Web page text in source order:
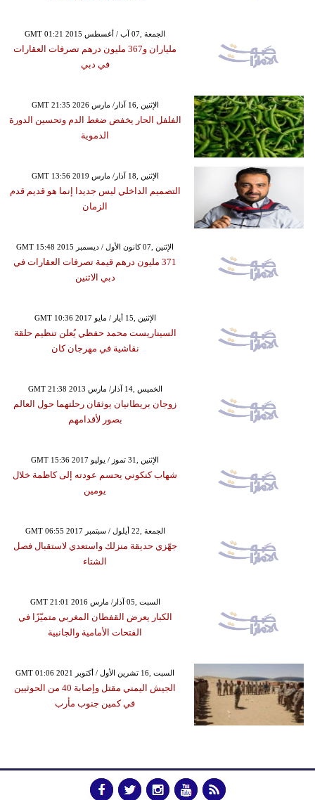
GMT 01:21 2015 الجمعة ,07 آب / أغسطس
ملياران و367 مليون درهم تصرفات العقارات
في دبي
GMT 21:35 2026 الإثنين ,16 آذار/ مارس
الفلفل الحار يخفض ضغط الدم وتحسين الدورة
الدموية
GMT 13:56 2019 الإثنين ,18 آذار/ مارس
التصميم الداخلي ليس جديدا إنما هو قديم قدم
الزمان
GMT 15:48 2015 الإثنين ,07 كانون الأول / ديسمبر
371 مليون درهم قيمة تصرفات العقارات في
دبي الاثنين
GMT 10:36 2017 الإثنين ,15 أيار / مايو
السيناريست محمد حفظي يُعلن تنظيم حلقة
نقاشية في مهرجان كان
GMT 21:38 2013 الخميس ,14 آذار/ مارس
زوجان بريطانيان يوثقان رحلتهما حول العالم
بصور لأقدامهم
GMT 15:36 2017 الإثنين ,31 تموز / يوليو
شهاب كنكوني يحسم عودته إلى كاظمة خلال
يومين
GMT 06:55 2017 الجمعة ,22 أيلول / سبتمبر
جهّزي حديقة منزلك واستعدي لاستقبال فصل
الشتاء
GMT 21:01 2016 السبت ,05 آذار/ مارس
الكبار يعرض القفطان المغربي متميّزًا في
الفتحات الأمامية والجانبية
GMT 01:06 2021 السبت ,16 تشرين الأول / أكتوبر
الجيش اليمني مقتل وإصابة 40 من الحوثيين
في كمين جنوب مأرب